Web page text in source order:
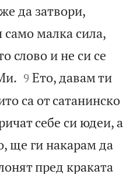
да затвори,
малка сила,
слово и не си се


9 Ето, давам ти
са от сатанинско
себе си юдеи, а
ще ги накарам да
пред краката